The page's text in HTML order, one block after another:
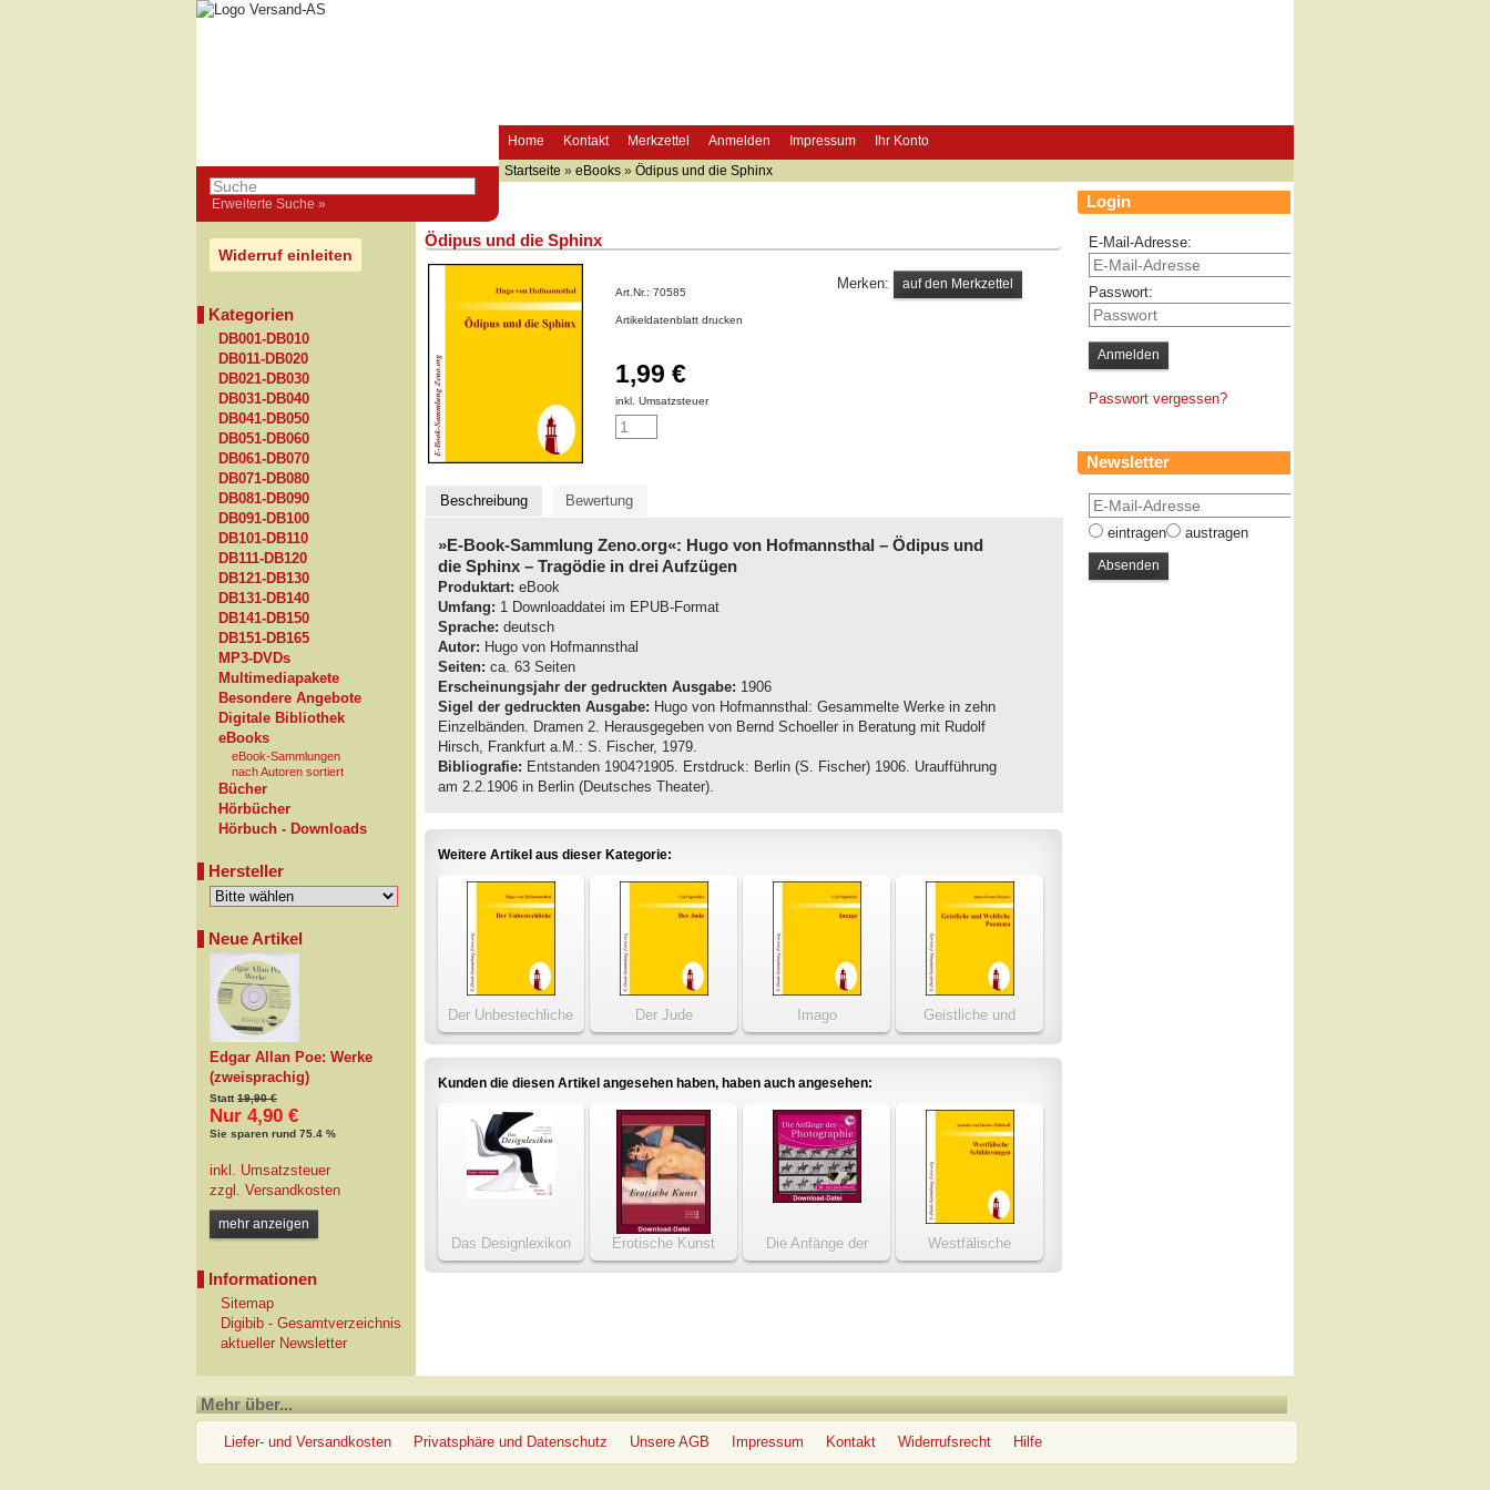
Home Kontakt Merkzettel Anmelden Impressum Ihr Konto
Erweiterte Suche »
Startseite » eBooks » Ödipus und die Sphinx
Widerruf einleiten
Kategorien
DB001-DB010
DB011-DB020
DB021-DB030
DB031-DB040
DB041-DB050
DB051-DB060
DB061-DB070
DB071-DB080
DB081-DB090
DB091-DB100
DB101-DB110
DB111-DB120
DB121-DB130
DB131-DB140
DB141-DB150
DB151-DB165
MP3-DVDs
Multimediapakete
Besondere Angebote
Digitale Bibliothek
eBooks
eBook-Sammlungen
nach Autoren sortiert
Bücher
Hörbücher
Hörbuch - Downloads
Hersteller
Neue Artikel
Edgar Allan Poe: Werke
(zweisprachig)
Statt19,90 €
Nur 4,90 €
Sie sparen rund 75.4 %
inkl. Umsatzsteuer
zzgl. Versandkosten
mehr anzeigen
Informationen
Sitemap
Digibib - Gesamtverzeichnis
aktueller Newsletter
Ödipus und die Sphinx
Art.Nr.: 70585
Artikeldatenblatt drucken
1,99 €
inkl. Umsatzsteuer
Merken:
Beschreibung Bewertung
»E-Book-Sammlung Zeno.org«: Hugo von Hofmannsthal – Ödipus und
die Sphinx – Tragödie in drei Aufzügen
Produktart: eBook
Umfang: 1 Downloaddatei im EPUB-Format
Sprache: deutsch
Autor: Hugo von Hofmannsthal
Seiten: ca. 63 Seiten
Erscheinungsjahr der gedruckten Ausgabe: 1906
Sigel der gedruckten Ausgabe: Hugo von Hofmannsthal: Gesammelte Werke in zehn
Einzelbänden. Dramen 2. Herausgegeben von Bernd Schoeller in Beratung mit Rudolf
Hirsch, Frankfurt a.M.: S. Fischer, 1979.
Bibliografie: Entstanden 1904?1905. Erstdruck: Berlin (S. Fischer) 1906. Uraufführung
am 2.2.1906 in Berlin (Deutsches Theater).
Weitere Artikel aus dieser Kategorie:
Der Unbestechliche Der Jude Imago
Geistliche und
Weltliche Poemata
Kunden die diesen Artikel angesehen haben, haben auch angesehen:
Das Designlexikon Erotische Kunst
Die Anfänge der
Photographie
Westfälische
Schilderungen
Login
E-Mail-Adresse:
Passwort:
Passwort vergessen?
Newsletter
eintragen austragen
Mehr über...
Liefer- und Versandkosten Privatsphäre und Datenschutz Unsere AGB Impressum Kontakt Widerrufsrecht Hilfe